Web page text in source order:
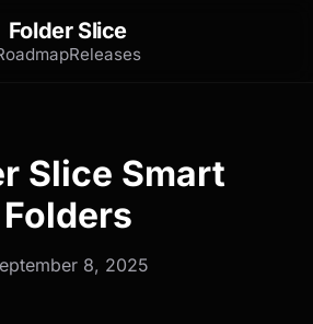
Folder Slice
Releases
Slice Smart
Folders
8, 2025